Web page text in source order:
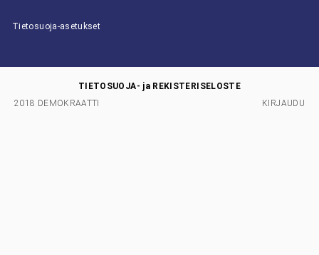
Tietosuoja-asetukset
2018 DEMOKRAATTI
TIETOSUOJA- ja REKISTERISELOSTE
KIRJAUDU